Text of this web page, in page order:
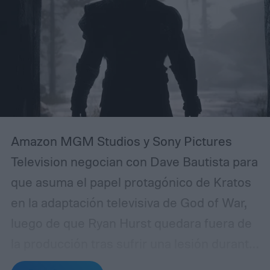
de menor resolución. La actualización
parece llegar discretamente. Google aún
no ha hecho un anuncio importante sobre
Chrome al respecto.
Amazon MGM Studios y Sony Pictures
Television negocian con Dave Bautista para
que asuma el papel protagónico de Kratos
en la adaptación televisiva de God of War,
el rodaje.El contratiempo se produjo a